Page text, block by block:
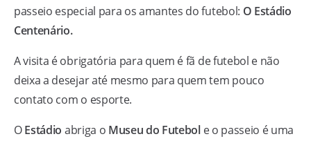
passeio especial para os amantes do futebol: O Estádio
Centenário.
A visita é obrigatória para quem é fã de futebol e não
deixa a desejar até mesmo para quem tem pouco
contato com o esporte.
OEstádio abriga o Museu do Futebole o passeio é uma